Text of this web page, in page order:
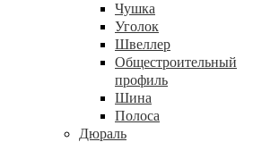
Чушка
Уголок
Швеллер
Общестроительный
профиль
Шина
Полоса
Дюраль